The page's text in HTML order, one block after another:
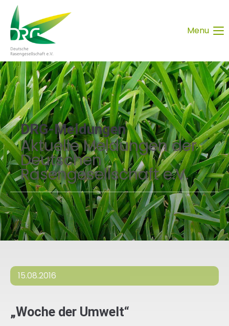
Menu
DRG-Meldungen
Aktuelle Meldungen der
Deutschen
Rasengesellschaft e.V.
15.08.2016
„Woche der Umwelt“